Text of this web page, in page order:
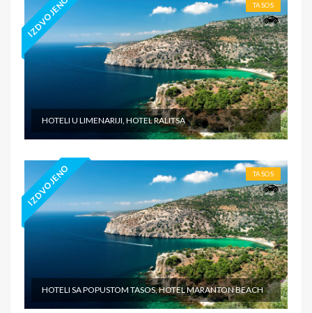
IZDVOJENO TASOS
HOTELI U LIMENARIJI, HOTEL RALITSA
IZDVOJENO TASOS
HOTELI SA POPUSTOM TASOS, HOTEL MARANTON BEACH